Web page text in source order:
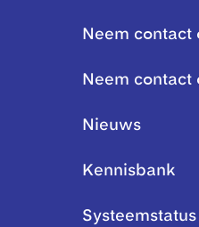
Neem
Neem contact
Nieuws
Kennisbank
Systeemstatus